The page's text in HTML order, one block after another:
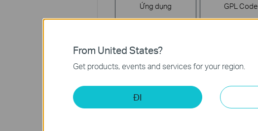
Ứng dụng GPL Code
MIBs Files
TP-Link_L2 Switch_MIB
2024-02-29
Hệ Điều Hành: Windows/Mac OS/Linux
From United States?
Get products, events and services for your region.
ĐI